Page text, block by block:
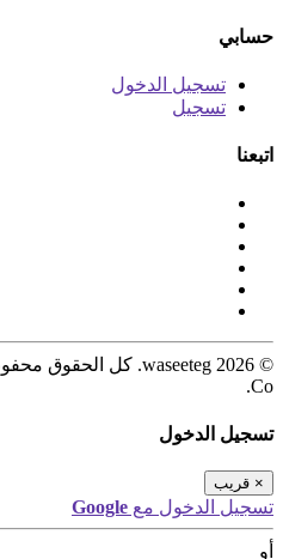
حسابي
تسجيل الدخول
تسجيل
اتبعنا
Co.
تسجيل الدخول
× قريب
تسجيل الدخول مع Google
أو